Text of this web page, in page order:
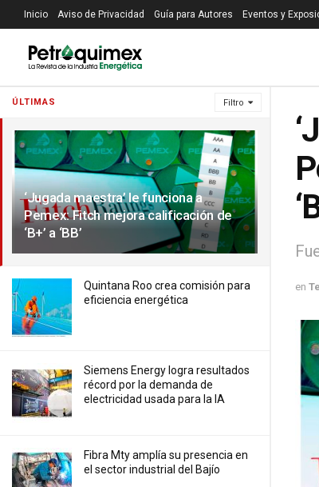
ÚLTIMAS Filtro
‘Jugada maestra’ le funciona a
Pemex: Fitch mejora calificación de
‘B+’ a ‘BB’
Quintana Roo crea comisión para
eficiencia energética
Siemens Energy logra resultados
récord por la demanda de
electricidad usada para la IA
Fibra Mty amplía su presencia en
el sector industrial del Bajío
Inicio Aviso de Privacidad Guía para Autores Eventos y
en